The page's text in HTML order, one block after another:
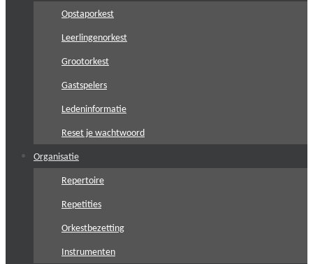
Opstaporkest
Leerlingenorkest
Grootorkest
Gastspelers
Ledeninformatie
Reset je wachtwoord
Organisatie
Repertoire
Repetities
Orkestbezetting
Instrumenten